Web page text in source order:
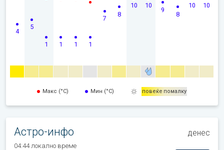
4
5
1 1 1 1
7
8
10 10
9
8
10 10
Макс (°C) Мин (°C) повеќе помалку
Астро-инфо денес
04:44 локално време